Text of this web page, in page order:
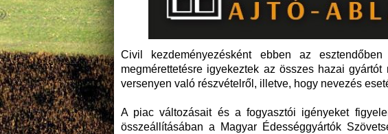
Civil kezdeményezésként ebben az
megmérettetésre igyekeztek az összes hazai
versenyen való részvételről, illetve, hogy nevezés
A piac változásait és a fogyasztói igényeket
összeállításában a Magyar Édességgyártók